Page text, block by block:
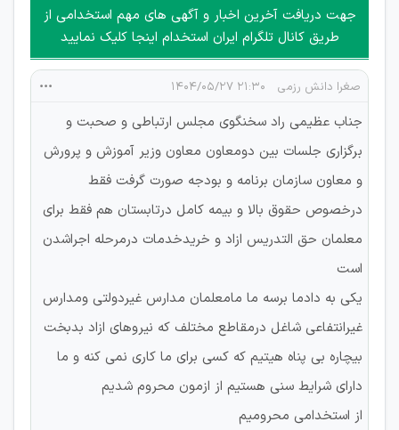
امکان هماهنگی برای هرگونه ملاقات حضوری چه به صورت دسته
جمعی و چه فردی توسط کاربران سایت وجود ندارد.
جهت دریافت آخرین اخبار و آگهی های مهم استخدامی از
طریق کانال تلگرام ایران استخدام اینجا کلیک نمایید
صغرا دانش رزمی ۲۱:۳۰ ۱۴۰۴/۰۵/۲۷
جناب عظیمی راد سخنگوی مجلس ارتباطی و صحبت و
برگزاری جلسات بین دومعاون معاون وزیر آموزش و پرورش
و معاون سازمان برنامه و بودجه صورت گرفت فقط
درخصوص حقوق بالا و بیمه کامل درتابستان هم فقط برای
معلمان حق التدریس ازاد و خریدخدمات درمرحله اجراشدن
است
یکی به دادما برسه ما مامعلمان مدارس غیردولتی ومدارس
غیرانتفاعی شاغل درمقاطع مختلف که نیروهای ازاد بدبخت
بیچاره بی پناه هیتیم که کسی برای ما کاری نمی کنه و ما
دارای شرایط سنی هستیم از ازمون محروم شدیم
از استخدامی محرومیم